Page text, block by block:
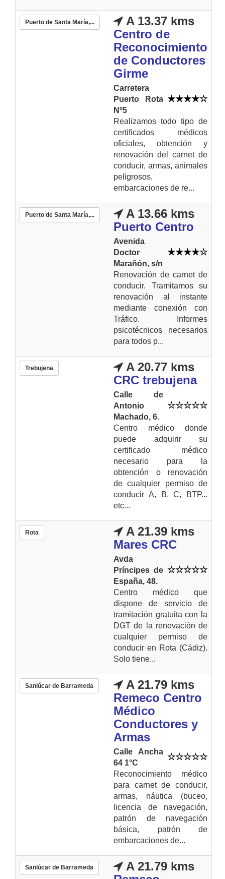
Puerto de Santa María,...
A 13.37 kms
Centro de
Reconocimiento
de Conductores
Girme
Carretera
Puerto Rota
Nº5
Realizamos todo tipo de
certificados médicos
oficiales, obtención y
renovación del carnet de
conducir, armas, animales
peligrosos,
embarcaciones de re...
Puerto de Santa María,...
A 13.66 kms
Puerto Centro
Avenida
Doctor
Marañón, s/n
Renovación de carnet de
conducir. Tramitamos su
renovación al instante
mediante conexión con
Tráfico. Informes
psicotécnicos necesarios
para todos p...
Trebujena
A 20.77 kms
CRC trebujena
Calle de
Antonio
Machado, 6.
Centro médico donde
puede adquirir su
certificado médico
necesario para la
obtención o renovación
de cualquier permiso de
conducir A, B, C, BTP...
etc...
Rota
A 21.39 kms
Mares CRC
Avda
Príncipes de
España, 48.
Centro médico que
dispone de servicio de
tramitación gratuita con la
DGT de la renovación de
cualquier permiso de
conducir en Rota (Cádiz).
Solo tiene...
Sanlúcar de Barrameda
A 21.79 kms
Remeco Centro
Médico
Conductores y
Armas
Calle Ancha
64 1°C
Reconocimiento médico
para carnet de conducir,
armas, náutica (buceo,
licencia de navegación,
patrón de navegación
básica, patrón de
embarcaciones de...
Sanlúcar de Barrameda
A 21.79 kms